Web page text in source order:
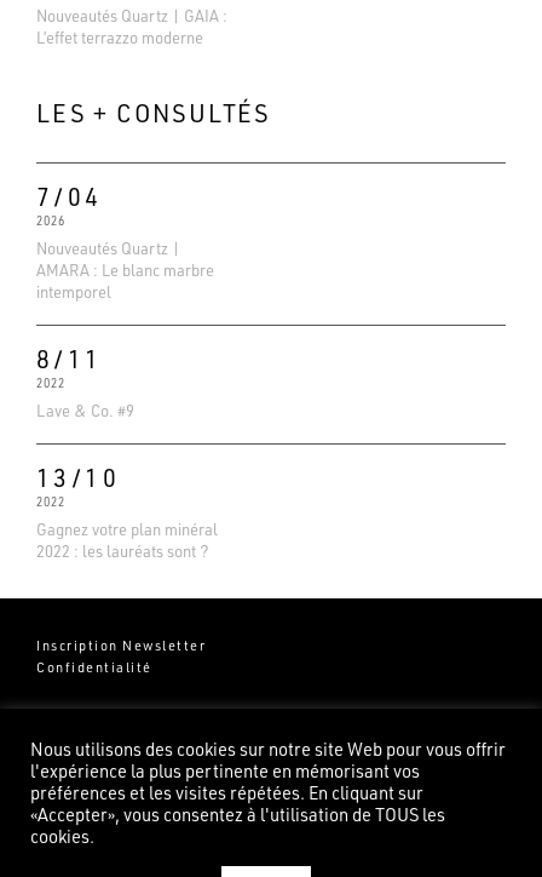
Nouveautés Quartz | GAIA :
L’effet terrazzo moderne
LES + CONSULTÉS
7/04
2026
Nouveautés Quartz |
AMARA : Le blanc marbre
intemporel
8/11
2022
Lave & Co. #9
13/10
2022
Gagnez votre plan minéral
2022 : les lauréats sont ?
Inscription Newsletter
Confidentialité
Groupe Pierredeplan
82100 Castelsarrasin
Nous utilisons des cookies sur notre site Web pour vous offrir
l'expérience la plus pertinente en mémorisant vos
préférences et les visites répétées. En cliquant sur
«Accepter», vous consentez à l'utilisation de TOUS les
cookies.